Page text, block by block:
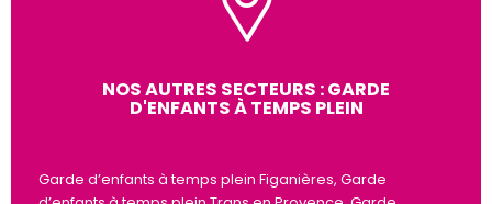
NOS AUTRES SECTEURS : GARDE
D'ENFANTS À TEMPS PLEIN
Garde d’enfants à temps plein Figanières, Garde